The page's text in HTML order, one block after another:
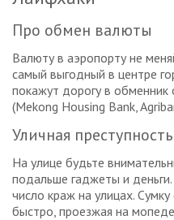
Про обмен валюты
Валюту в аэропорту не
самый выгодный в центре
покажут дорогу в
(Mekong Housing Bank,
Уличная преступность
На улице будьте
подальше гаджеты и
число краж на улицах.
быстро, проезжая на